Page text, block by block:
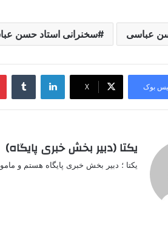
عباسی سخنرانی استاد حسن
بوک X
لینکدین
یکتا (دبیر بخش خبری پایگاه)
یکتا ؛ دبیر بخش خبری پایگاه هستم و